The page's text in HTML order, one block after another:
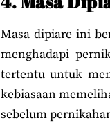
Masa dipiare ini
menghadapi
tertentu untuk
kebiasaan
sebelum